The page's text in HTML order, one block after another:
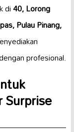
di40, Lorong
Pulau Pinang,
profesional.